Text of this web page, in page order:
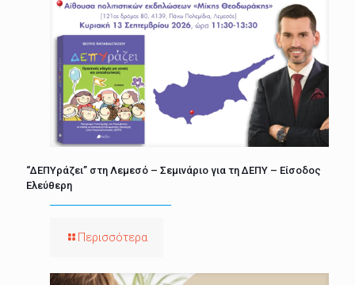
“ΔΕΠΥράζει” στη Λεμεσό – Σεμινάριο για τη ΔΕΠΥ – Είσοδος
Ελεύθερη
Περισσότερα